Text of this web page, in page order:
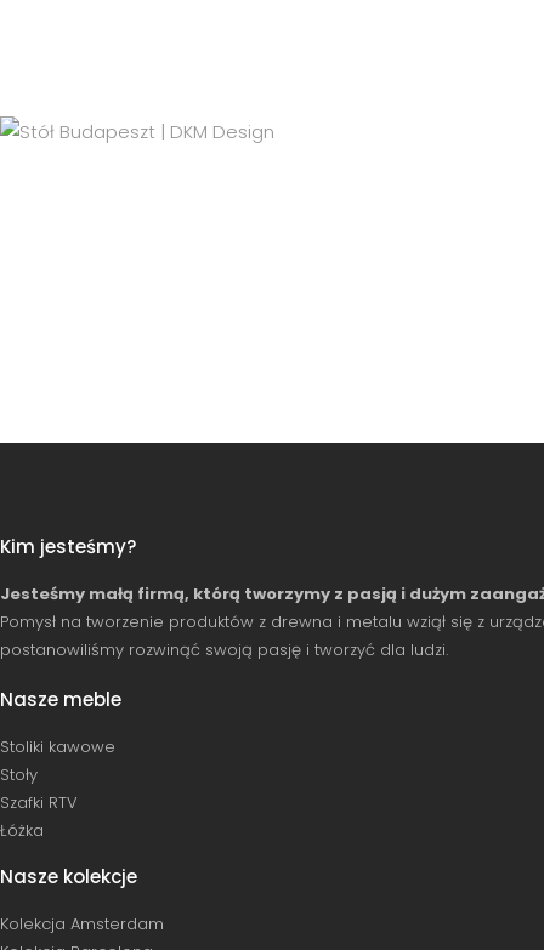
Kim jesteśmy?
Jesteśmy małą firmą, którą tworzymy z pasją i dużym
Pomysł na tworzenie produktów z drewna i metalu wziął się z
postanowiliśmy rozwinąć swoją pasję i tworzyć dla ludzi.
Nasze meble
Stoliki kawowe
Stoły
Szafki RTV
Łóżka
Nasze kolekcje
Kolekcja Amsterdam